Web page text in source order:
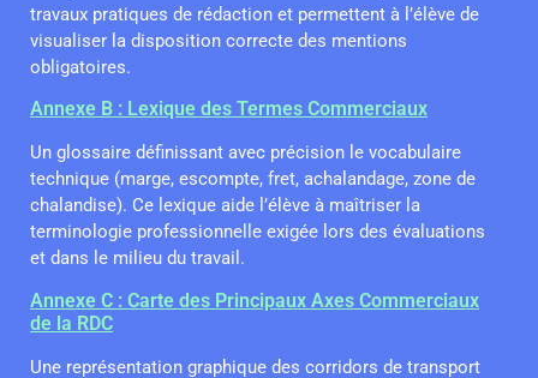
travaux pratiques de rédaction et permettent à l’élève de
visualiser la disposition correcte des mentions
obligatoires.
Annexe B : Lexique des Termes Commerciaux
Un glossaire définissant avec précision le vocabulaire
technique (marge, escompte, fret, achalandage, zone de
chalandise). Ce lexique aide l’élève à maîtriser la
terminologie professionnelle exigée lors des évaluations
et dans le milieu du travail.
Annexe C : Carte des Principaux Axes Commerciaux
de la RDC
Une représentation graphique des corridors de transport